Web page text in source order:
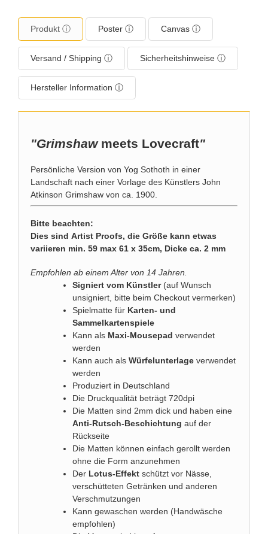
Produkt ⓘ Poster ⓘ Canvas ⓘ
Versand / Shipping ⓘ Sicherheitshinweise ⓘ
Hersteller Information ⓘ
"Grimshawmeets Lovecraft"
Persönliche Version von Yog Sothoth in einer
Landschaft nach einer Vorlage des Künstlers John
Atkinson Grimshaw von ca. 1900.
Bitte beachten:
Dies sind Artist Proofs, die Größe kann etwas
variieren min. 59 max 61 x 35cm, Dicke ca. 2 mm
Empfohlen ab einem Alter von 14 Jahren.
Signiert vom Künstler(auf Wunsch
unsigniert, bitte beim Checkout vermerken)
Spielmatte für Karten- und
Sammelkartenspiele
Kann als Maxi-Mousepad verwendet
werden
Kann auch als Würfelunterlage verwendet
werden
Produziert in Deutschland
Die Druckqualität beträgt 720dpi
Die Matten sind 2mm dick und haben eine
Anti-Rutsch-Beschichtung auf der
Rückseite
Die Matten können einfach gerollt werden
ohne die Form anzunehmen
Der Lotus-Effekt schützt vor Nässe,
verschütteten Getränken und anderen
Verschmutzungen
Kann gewaschen werden (Handwäsche
empfohlen)